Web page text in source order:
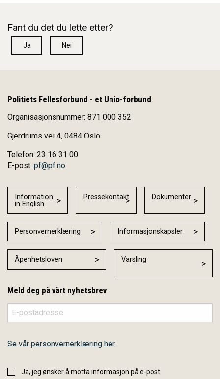
Fant du det du lette etter?
Ja Nei
Politiets Fellesforbund - et Unio-forbund
Organisasjonsnummer: 871 000 352
Gjerdrums vei 4, 0484 Oslo
Telefon: 23 16 31 00
E-post: pf@pf.no
Information
in English
Pressekontakt Dokumenter
Personvernerklæring Informasjonskapsler
Åpenhetsloven Varsling
Meld deg på vårt nyhetsbrev
Se vår personvernerklæring her
Ja, jeg ønsker å motta informasjon på e-post